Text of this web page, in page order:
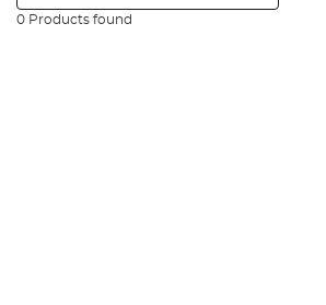
0 Products found